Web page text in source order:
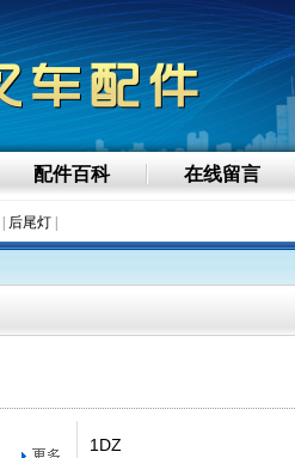
配件百科 在线留言
后尾灯
1DZ